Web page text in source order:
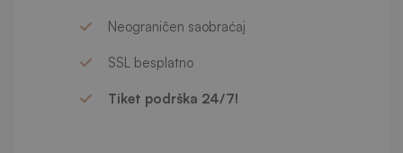
Neograničen saobraćaj
SSL besplatno
Tiket podrška 24/7!